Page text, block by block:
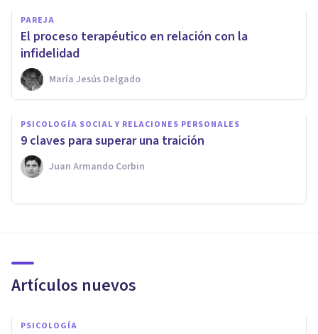
PAREJA
El proceso terapéutico en relación con la
infidelidad
María Jesús Delgado
PSICOLOGÍA SOCIAL Y RELACIONES PERSONALES
9 claves para superar una traición
Juan Armando Corbin
Artículos nuevos
PSICOLOGÍA